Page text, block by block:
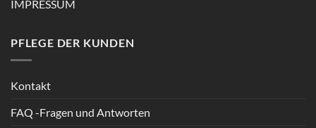
IMPRESSUM
PFLEGE DER KUNDEN
Kontakt
FAQ -Fragen und Antworten